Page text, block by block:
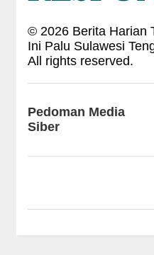
© 2026Berita Harian
Ini Palu Sulawesi
All rights reserved.
Pedoman Media
Siber